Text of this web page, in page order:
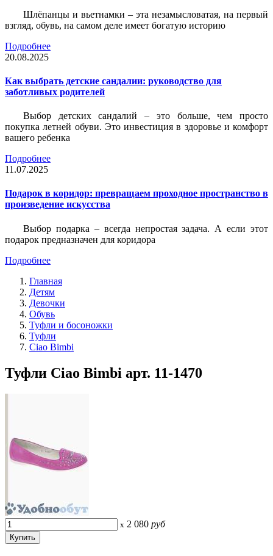
Шлёпанцы и вьетнамки – эта незамысловатая, на первый
взгляд, обувь, на самом деле имеет богатую историю
Подробнее
20.08.2025
Как выбрать детские сандалии: руководство для
заботливых родителей
Выбор детских сандалий – это больше, чем просто
покупка летней обуви. Это инвестиция в здоровье и комфорт
вашего ребенка
Подробнее
11.07.2025
Подарок в коридор: превращаем проходное пространство в
произведение искусства
Выбор подарка – всегда непростая задача. А если этот
подарок предназначен для коридора
Подробнее
Главная
Детям
Девочки
Обувь
Туфли и босоножки
Туфли
Ciao Bimbi
Туфли Ciao Bimbi арт. 11-1470
x 2 080 руб